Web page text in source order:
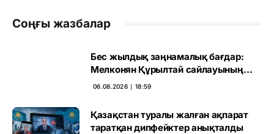
Соңғы жазбалар
Бес жылдық заңнамалық бағдар:
Мелконян Құрылтай сайлауының
маңызын бағалады
06.08.2026 ∣ 18:59
Қазақстан туралы жалған ақпарат
таратқан дипфейктер анықталды